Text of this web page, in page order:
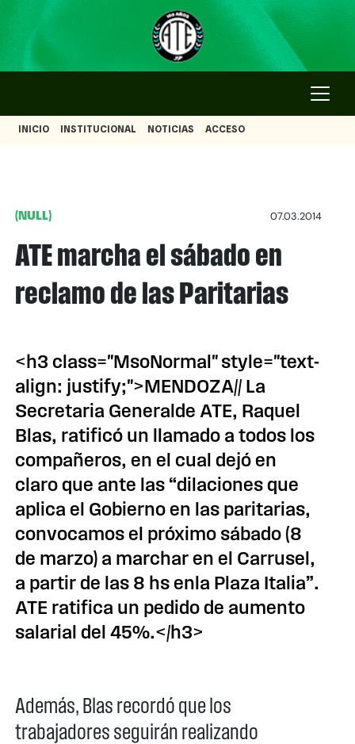
INICIO INSTITUCIONAL NOTICIAS ACCESO
(NULL) 07.03.2014
ATE marcha el sábado en
reclamo de las Paritarias
<h3 class="MsoNormal" style="text-
align: justify;">MENDOZA// La
Secretaria Generalde ATE, Raquel
Blas, ratificó un llamado a todos los
compañeros, en el cual dejó en
claro que ante las “dilaciones que
aplica el Gobierno en las paritarias,
convocamos el próximo sábado (8
de marzo) a marchar en el Carrusel,
a partir de las 8 hs enla Plaza Italia”.
ATE ratifica un pedido de aumento
salarial del 45%.</h3>
Además, Blas recordó que los
trabajadores seguirán realizando